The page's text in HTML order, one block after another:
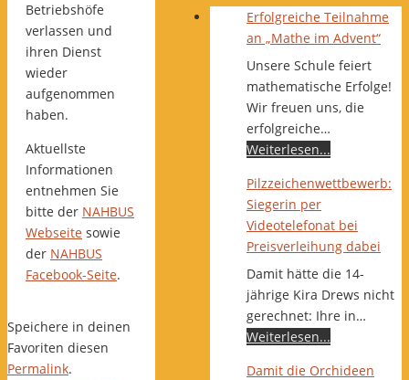
Betriebshöfe
verlassen und
ihren Dienst
wieder
aufgenommen
haben.
Aktuellste
Informationen
entnehmen Sie
bitte der NAHBUS
Webseite sowie
der NAHBUS
Facebook-Seite.
Speichere in deinen
Favoriten diesen
Permalink.
Erfolgreiche Teilnahme
an „Mathe im Advent“
Unsere Schule feiert
mathematische Erfolge!
Wir freuen uns, die
erfolgreiche…
Weiterlesen...
Pilzzeichenwettbewerb:
Siegerin per
Videotelefonat bei
Preisverleihung dabei
Damit hätte die 14-
jährige Kira Drews nicht
gerechnet: Ihre in…
Weiterlesen...
Damit die Orchideen